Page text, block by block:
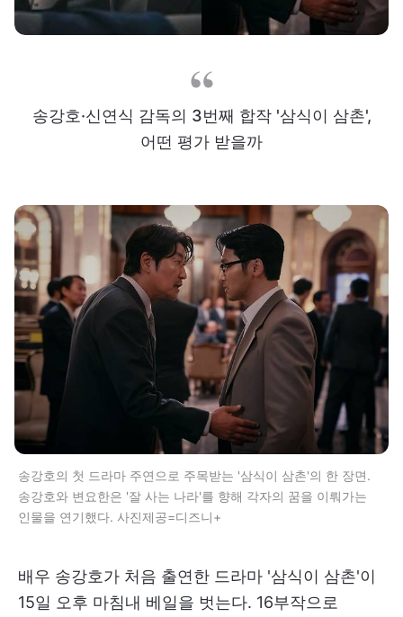
송강호·신연식 감독의 3번째 합작 '삼식이 삼촌',
어떤 평가 받을까
송강호의 첫 드라마 주연으로 주목받는 '삼식이 삼촌'의 한 장면.
송강호와 변요한은 '잘 사는 나라'를 향해 각자의 꿈을 이뤄가는
인물을 연기했다. 사진제공=디즈니+
배우 송강호가 처음 출연한 드라마 '삼식이 삼촌'이
15일 오후 마침내 베일을 벗는다. 16부작으로